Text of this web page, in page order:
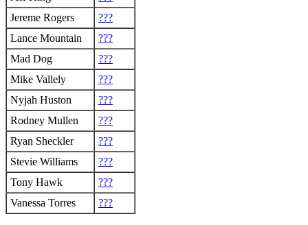
Jereme Rogers
???
Lance Mountain
???
Mad Dog
???
Mike Vallely
???
Nyjah Huston
???
Rodney Mullen
???
Ryan Sheckler
???
Stevie Williams
???
Tony Hawk
???
Vanessa Torres
???